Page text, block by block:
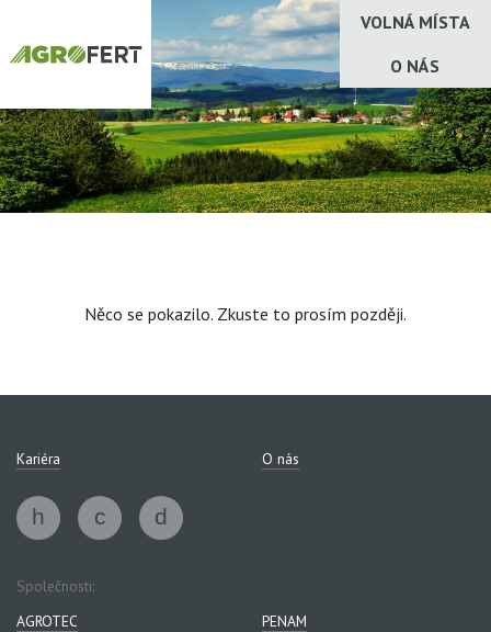
VOLNÁ MÍSTA
O NÁS
Něco se pokazilo. Zkuste to prosím později.
Kariéra O nás
Společnosti:
AGROTEC
PENAM